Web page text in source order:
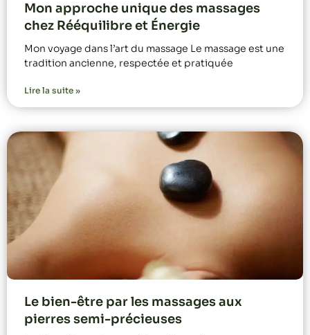
Mon approche unique des massages
chez Rééquilibre et Énergie
Mon voyage dans l’art du massage Le massage est une
tradition ancienne, respectée et pratiquée
Lire la suite »
Le bien-être par les massages aux
pierres semi-précieuses